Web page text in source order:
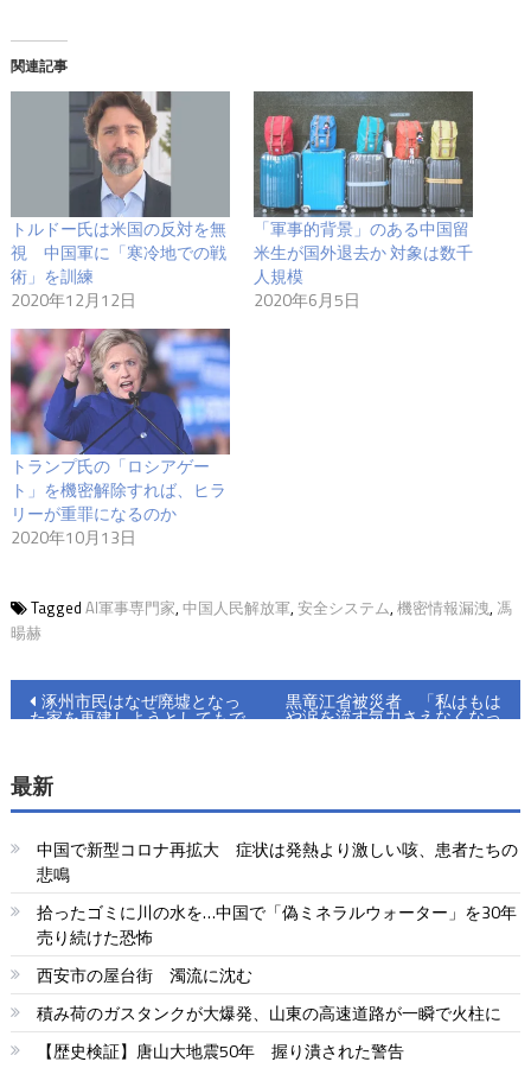
関連記事
トルドー氏は米国の反対を無
視 中国軍に「寒冷地での戦
術」を訓練
2020年12月12日
「軍事的背景」のある中国留
米生が国外退去か 対象は数千
人規模
2020年6月5日
トランプ氏の「ロシアゲー
ト」を機密解除すれば、ヒラ
リーが重罪になるのか
2020年10月13日
Tagged AI軍事専門家, 中国人民解放軍, 安全システム, 機密情報漏洩, 馮
暘赫
投
ナ
ビ
ゲ
ー
シ
ョ
ン
涿州市民はなぜ廃墟となっ
た家を再建しようとしてもで
黒竜江省被災者 「私はもは
や涙を流す気力さえなくなっ
最新
中国で新型コロナ再拡大 症状は発熱より激しい咳、患者たちの
悲鳴
拾ったゴミに川の水を…中国で「偽ミネラルウォーター」を30年
売り続けた恐怖
西安市の屋台街 濁流に沈む
積み荷のガスタンクが大爆発、山東の高速道路が一瞬で火柱に
【歴史検証】唐山大地震50年 握り潰された警告